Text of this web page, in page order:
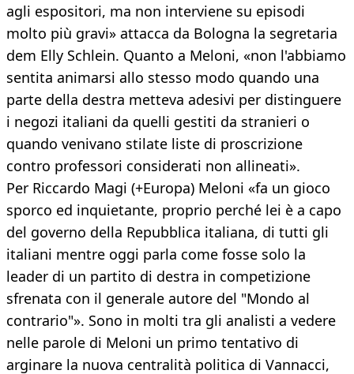
agli espositori, ma non interviene su episodi
molto più gravi» attacca da Bologna la segretaria
dem Elly Schlein. Quanto a Meloni, «non l'abbiamo
sentita animarsi allo stesso modo quando una
parte della destra metteva adesivi per distinguere
i negozi italiani da quelli gestiti da stranieri o
quando venivano stilate liste di proscrizione
contro professori considerati non allineati».
Per Riccardo Magi (+Europa) Meloni «fa un gioco
sporco ed inquietante, proprio perché lei è a capo
del governo della Repubblica italiana, di tutti gli
italiani mentre oggi parla come fosse solo la
leader di un partito di destra in competizione
sfrenata con il generale autore del "Mondo al
contrario"». Sono in molti tra gli analisti a vedere
nelle parole di Meloni un primo tentativo di
arginare la nuova centralità politica di Vannacci,